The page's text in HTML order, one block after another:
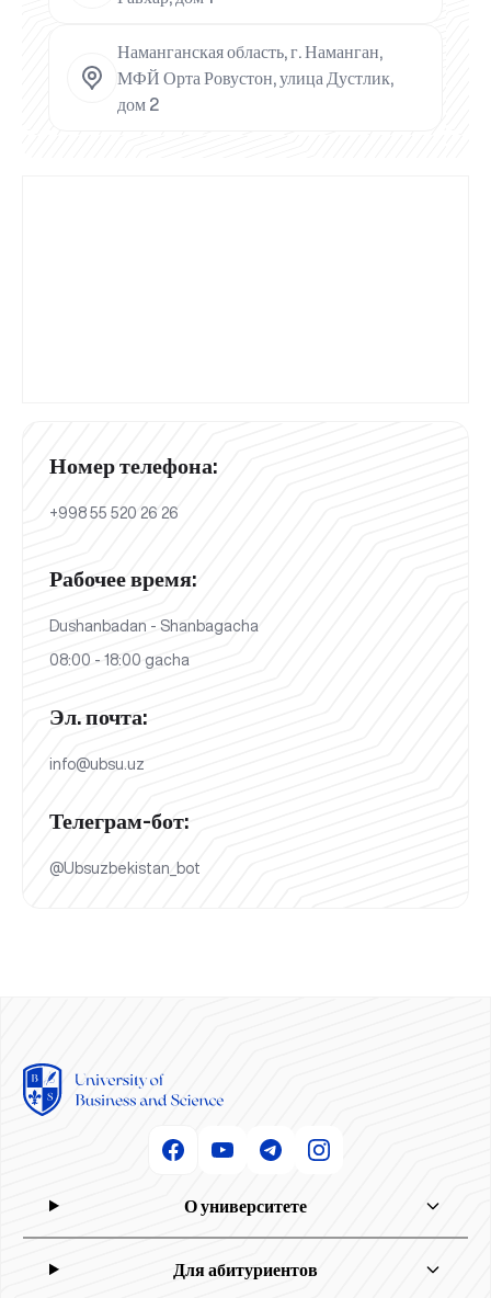
Наманганская область, г. Наманган,
МФЙ Орта Ровустон, улица Дустлик,
дом 2
Номер телефона:
+998 55 520 26 26
Рабочее время:
Dushanbadan - Shanbagacha
08:00 - 18:00 gacha
Эл. почта:
info@ubsu.uz
Телеграм-бот:
@Ubsuzbekistan_bot
О университете
Для абитуриентов